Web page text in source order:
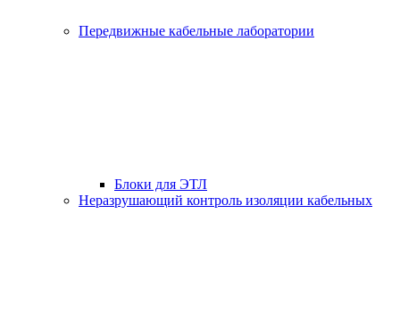
Передвижные кабельные лаборатории
Блоки для ЭТЛ
Неразрушающий контроль изоляции кабельных